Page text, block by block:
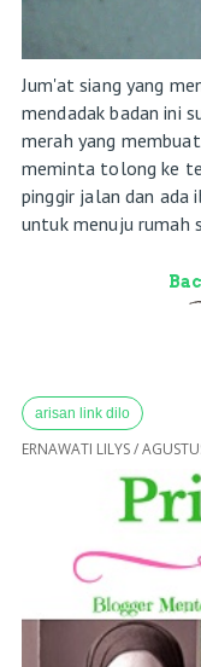
Jum'at siang yang
mendadak badan ini
merah yang
meminta tolong ke
pinggir jalan dan ada
untuk menuju rumah
arisan link dilo
ERNAWATI LILYS/